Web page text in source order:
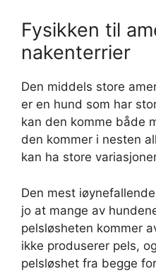
Fysikken til
nakenterrier
Den middels store
er en hund som har
kan den komme både
den kommer i nesten
kan ha store
Den mest
jo at mange av
pelsløsheten kommer
ikke produserer pels,
pelsløshet fra begge